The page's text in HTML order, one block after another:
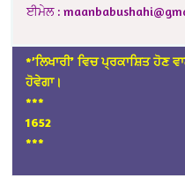
ਈਮੇਲ :
*’ਲਿਖਾਰੀ’ ਵਿਚ ਪ੍ਰਕਾਸ਼ਿਤ ਹੋਣ
ਹੋਵੇਗਾ।
***
1652
***